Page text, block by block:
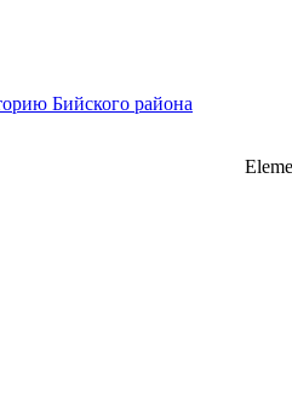
Бийского района